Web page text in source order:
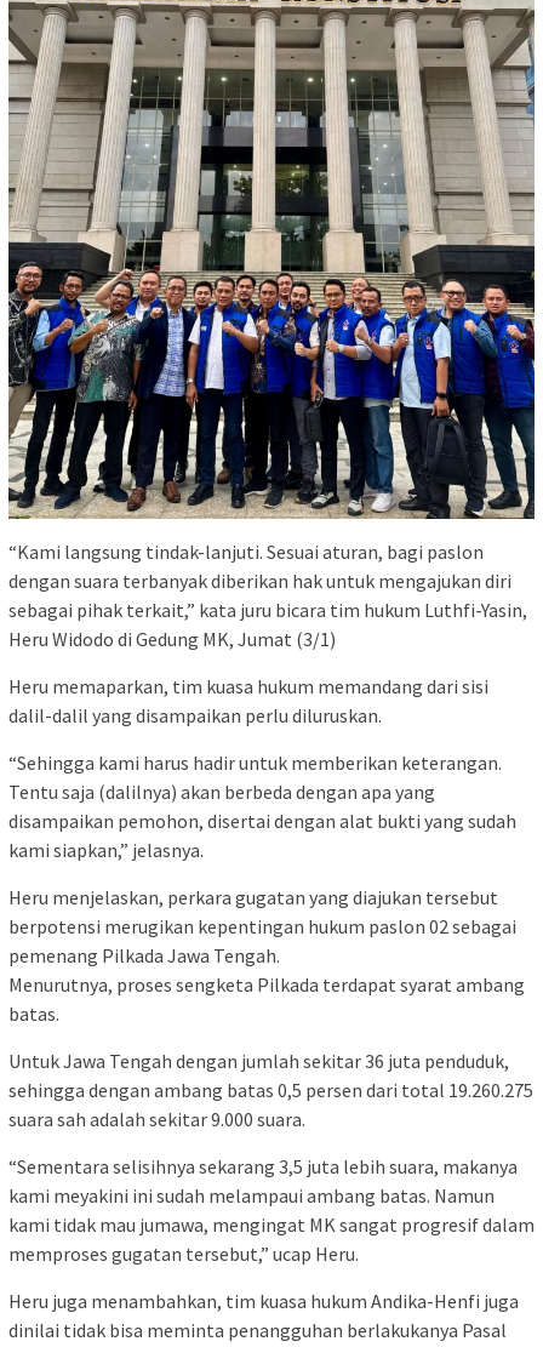
“Kami langsung tindak-lanjuti. Sesuai aturan, bagi paslon
dengan suara terbanyak diberikan hak untuk mengajukan diri
sebagai pihak terkait,” kata juru bicara tim hukum Luthfi-Yasin,
Heru Widodo di Gedung MK, Jumat (3/1)
Heru memaparkan, tim kuasa hukum memandang dari sisi
dalil-dalil yang disampaikan perlu diluruskan.
“Sehingga kami harus hadir untuk memberikan keterangan.
Tentu saja (dalilnya) akan berbeda dengan apa yang
disampaikan pemohon, disertai dengan alat bukti yang sudah
kami siapkan,” jelasnya.
Heru menjelaskan, perkara gugatan yang diajukan tersebut
berpotensi merugikan kepentingan hukum paslon 02 sebagai
pemenang Pilkada Jawa Tengah.
Menurutnya, proses sengketa Pilkada terdapat syarat ambang
batas.
Untuk Jawa Tengah dengan jumlah sekitar 36 juta penduduk,
sehingga dengan ambang batas 0,5 persen dari total 19.260.275
suara sah adalah sekitar 9.000 suara.
“Sementara selisihnya sekarang 3,5 juta lebih suara, makanya
kami meyakini ini sudah melampaui ambang batas. Namun
kami tidak mau jumawa, mengingat MK sangat progresif dalam
memproses gugatan tersebut,” ucap Heru.
Heru juga menambahkan, tim kuasa hukum Andika-Henfi juga
dinilai tidak bisa meminta penangguhan berlakukanya Pasal